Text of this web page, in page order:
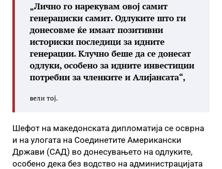
„Лично го нарекувам овој самит
генерациски самит. Одлуките што ги
донесовме ќе имаат позитивни
историски последици за идните
генерации. Клучно беше да се донесат
одлуки, особено за идните инвестиции
потребни за членките и Алијансата“,
вели тој.
Шефот на македонската дипломатија се осврна
и на улогата на Соединетите Американски
Држави (САД) во донесувањето на одлуките,
особено дека без водство на администрацијата